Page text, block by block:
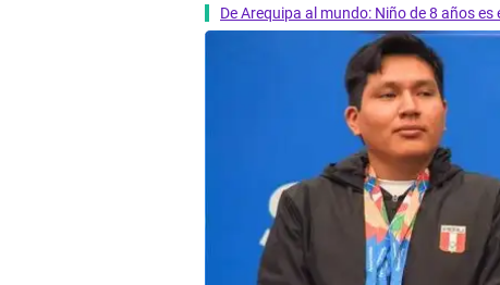
De Arequipa al mundo: Niño de 8 años